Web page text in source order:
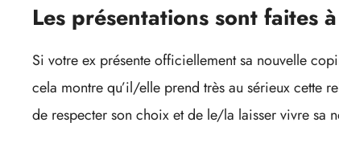
Les présentations sont faites
Si votre ex présente officiellement sa nouvelle
cela montre qu’il/elle prend très au sérieux cette
de respecter son choix et de le/la laisser vivre sa